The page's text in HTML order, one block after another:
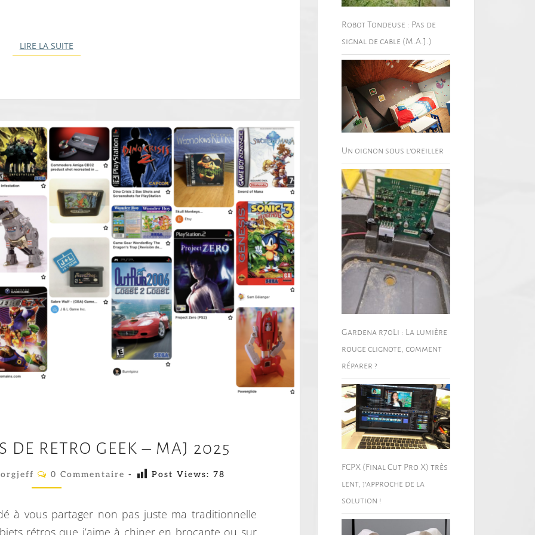
LIRE LA SUITE
E
S
R
C
DE RETRO GEEK – MAJ 2025
C
M
E
N
T
0 Commentaire - Post Views: 78
à vous partager non pas juste ma traditionnelle
Robot Tondeuse : Pas de
signal de cable (M.A.J.)
Un oignon sous l’oreiller
Gardena r70Li : La lumière
rouge clignote, comment
réparer ?
FCPX (Final Cut Pro X) très
lent, j’approche de la
solution !